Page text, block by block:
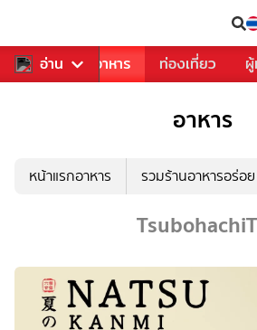
อ่าน
การเพลง อาหาร ท่องเที่ยว
อาหาร
หน้าแรกอาหาร รวมร้านอาหารอร่อย